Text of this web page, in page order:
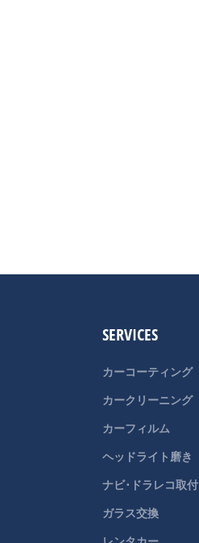
SERVICES
カーコーティング
カークリーニング
カーフィルム
ヘッドライト磨き
ナビ･ドラレコ取付
ガラス交換